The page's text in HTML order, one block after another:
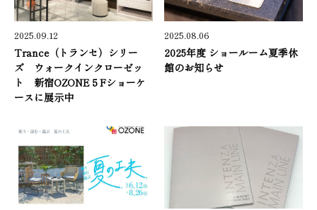
2025.09.12
Trance（トランセ）シリー
ズ ウォークインクローゼッ
ト 新宿OZONE５Fショーケ
ースに展示中
2025.08.06
2025年度 ショールーム夏季休
館のお知らせ